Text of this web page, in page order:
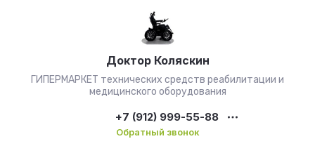
Доктор Коляскин
ГИПЕРМАРКЕТ технических средств реабилитации и
медицинского оборудования
+7 (912) 999-55-88
Обратный звонок